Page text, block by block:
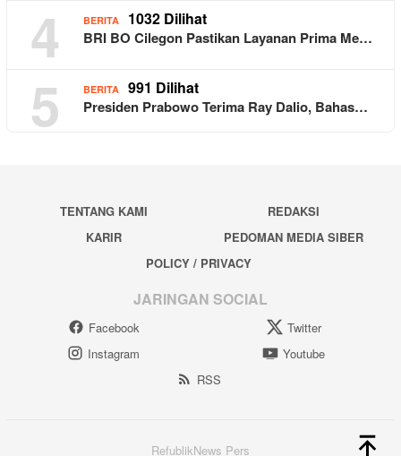
4 BERITA 1032 Dilihat
BRI BO Cilegon Pastikan Layanan Prima Me…
5 BERITA 991 Dilihat
Presiden Prabowo Terima Ray Dalio, Bahas…
TENTANG KAMI
REDAKSI
KARIR
PEDOMAN MEDIA SIBER
POLICY / PRIVACY
JARINGAN SOCIAL
Facebook
Twitter
Instagram
Youtube
RSS
RefublikNews Pers